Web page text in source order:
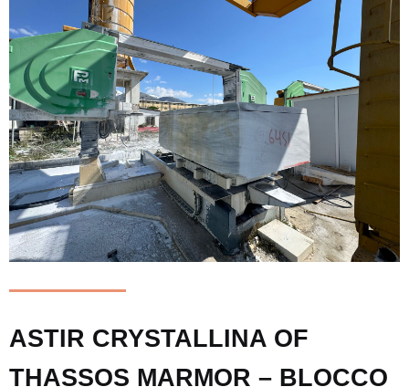
ASTIR CRYSTALLINA OF
THASSOS MARMOR – BLOCCO